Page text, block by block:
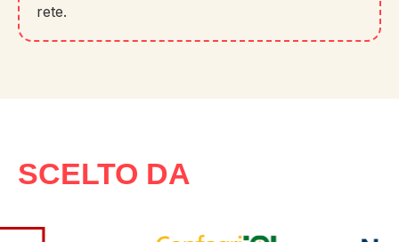
rete.
SCELTO DA